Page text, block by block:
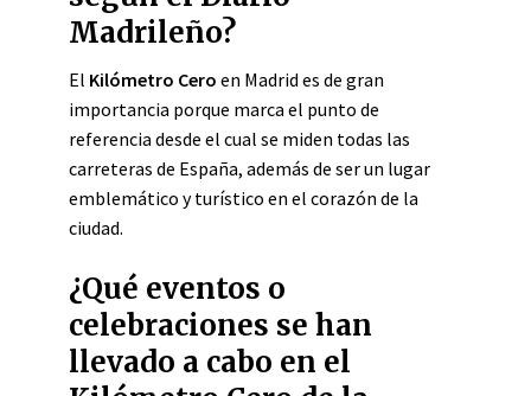
Madrileño?
El Kilómetro Cero en Madrid es de gran
importancia porque marca el punto de
referencia desde el cual se miden todas las
carreteras de España, además de ser un lugar
emblemático y turístico en el corazón de la
ciudad.
¿Qué eventos o
celebraciones se han
llevado a cabo en el